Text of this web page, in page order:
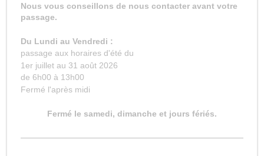
Nous vous conseillons de nous contacter avant votre
passage.
Du Lundi au Vendredi :
passage aux horaires d'été du
1er juillet au 31 août 2026
de 6h00 à 13h00
Fermé l'après midi
Fermé le samedi, dimanche et jours fériés.